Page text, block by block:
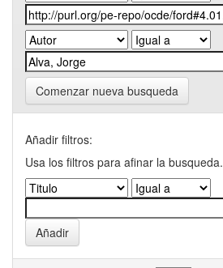
Comenzar nueva busqueda
Añadir filtros:
Usa los filtros para afinar la busqueda.